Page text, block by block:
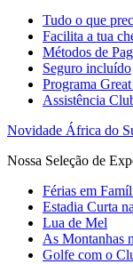
Tudo o que
Facilita a tua
Métodos de
Seguro incluído
Programa
Assistência
Novidade África do
Nossa Seleção de
Férias em
Estadia Curta
Lua de Mel
As Montanhas
Golfe com o